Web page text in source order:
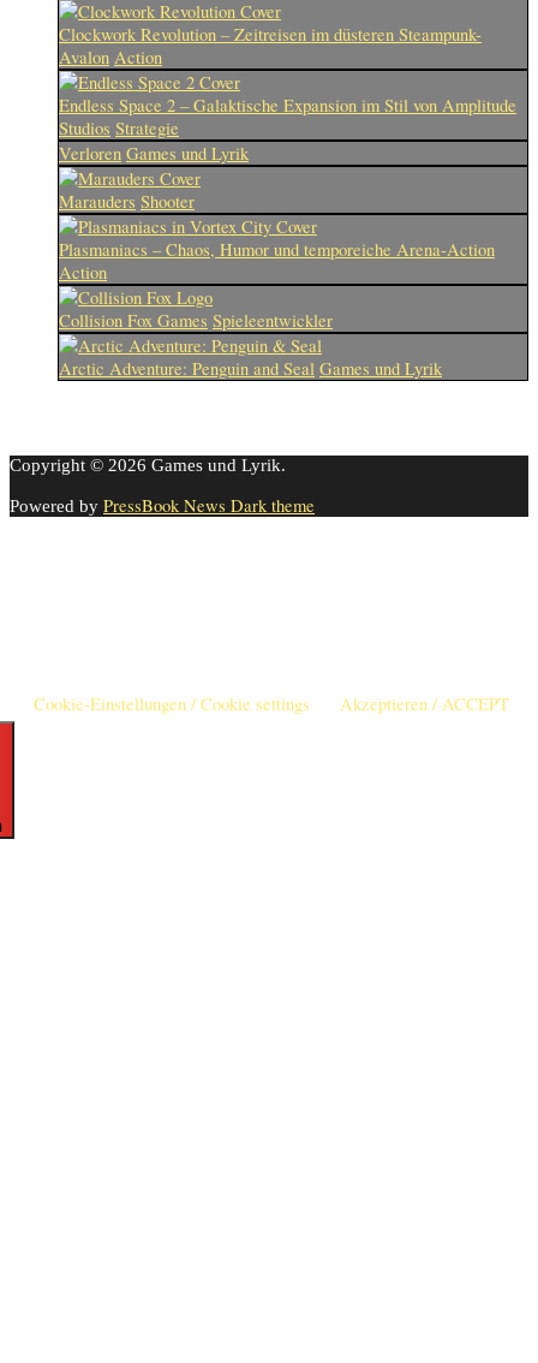
Clockwork Revolution – Zeitreisen im düsteren Steampunk-
Avalon Action
Endless Space 2 – Galaktische Expansion im Stil von Amplitude
Studios Strategie
Verloren Games und Lyrik
Marauders Shooter
Plasmaniacs – Chaos, Humor und temporeiche Arena-Action
Action
Collision Fox Games Spieleentwickler
Arctic Adventure: Penguin and Seal Games und Lyrik
Copyright © 2026 Games und Lyrik.
Powered by PressBook News Dark theme
Cookie-Einstellungen / Cookie settings Akzeptieren / ACCEPT